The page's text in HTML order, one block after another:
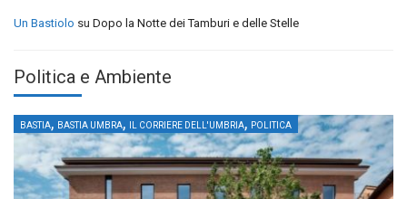
Un Bastiolo su Dopo la Notte dei Tamburi e delle Stelle
Politica e Ambiente
BASTIA, BASTIA UMBRA, IL CORRIERE DELL'UMBRIA, POLITICA